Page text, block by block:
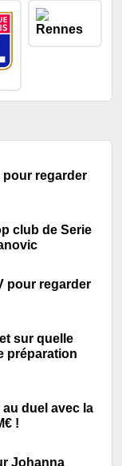
pour regarder
club de Serie
pour regarder
sur quelle
préparation
au duel avec la
!
Johanna